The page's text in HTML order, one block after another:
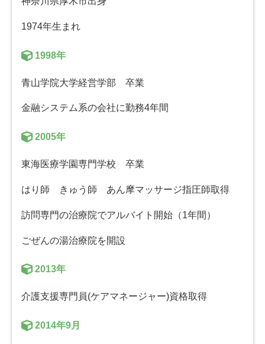
1974年生まれ
1998年
青山学院大学経営学部 卒業
金融システム系の会社に勤務4年間
2005年
東海医療学園専門学校 卒業
はり師 きゅう師 あん摩マッサージ指圧師取得
訪問専門の治療院でアルバイト開始（1年間）
ごぜんの湯治療院を開設
2013年
介護支援専門員(ケアマネージャー)資格取得
2014年9月